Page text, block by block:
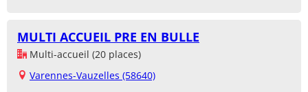
MULTI ACCUEIL PRE EN BULLE
Multi-accueil (20 places)
Varennes-Vauzelles (58640)